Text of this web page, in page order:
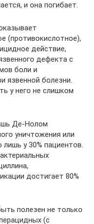
и она погибает.
(противокислотное),
действие,
дефекта с
боли и
язвенной болезни.
у него не слишком
Де-Нолом
уничтожения или
у 30% пациентов.
достигает 80%
полезен не только
(с